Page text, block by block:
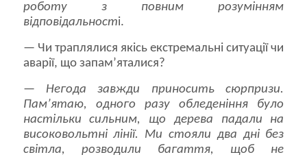
роботу з повним розумінням
відповідальності.
— Чи траплялися якісь екстремальні ситуації чи
аварії, що запам’яталися?
— Негода завжди приносить сюрпризи.
Пам’ятаю, одного разу обледеніння було
настільки сильним, що дерева падали на
високовольтні лінії. Ми стояли два дні без
світла, розводили багаття, щоб не